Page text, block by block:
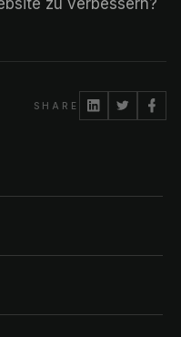
zu verbessern?
SHARE
Sarajevo
Bosan i Hercegovina
GbR Hauptstr 117